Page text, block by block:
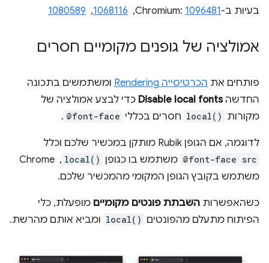
בעיות ב-Chromium:1096481
, ‏
1068116
, ‏
1080589
אמולציה של גופנים מקומיים חסרים
פותחים את הכרטיסייה Rendering
ומשתמשים בתכונה
החדשהDisable local fonts כדי לבצע אמולציה של
מקורות local() חסרים בכללי @font-face
.
לדוגמה, אם הגופן Rubik מותקן במכשיר שלכם וכלל
@font-face src משתמש בו כגופן local()
, ‏ Chrome
משתמש בקובץ הגופן המקומי מהמכשיר שלכם.
כשהאפשרות השבתת פונטים מקומיים מופעלת, כלי
הפיתוח מתעלם מהפונטים local() ומביא אותם מהרשת.